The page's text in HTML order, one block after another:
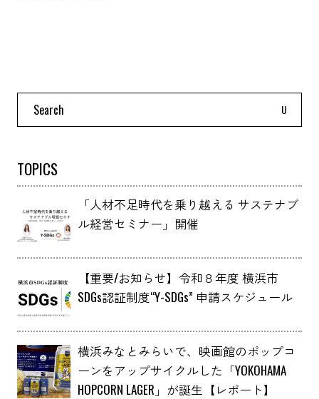
Search
TOPICS
「人材不足時代を乗り越える サステナブ
ル経営セミナー」開催
【重要/お知らせ】令和８年度 横浜市
SDGs認証制度“Y-SDGs” 申請スケジュール
横浜みなとみらいで、映画館のポップコ
ーンをアップサイクルした「YOKOHAMA
HOPCORN LAGER」が誕生【レポート】